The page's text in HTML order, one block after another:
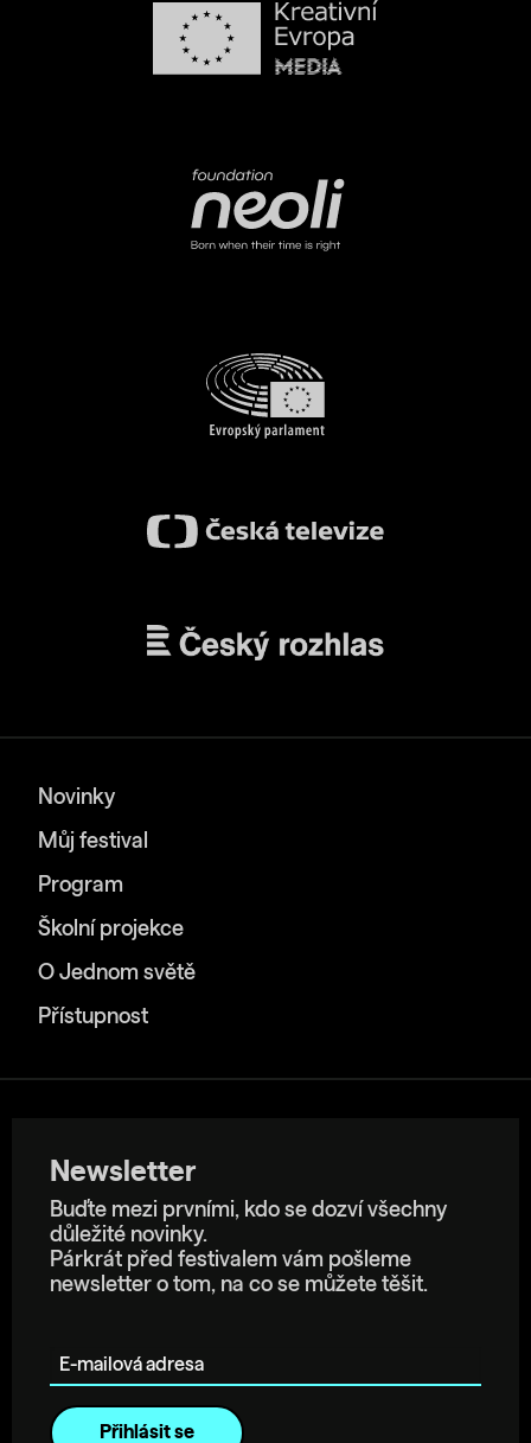
Novinky
Můj festival
Program
Školní projekce
O Jednom světě
Přístupnost
Newsletter
Buďte mezi prvními, kdo se dozví všechny
důležité novinky.
Párkrát před festivalem vám pošleme
newsletter o tom, na co se můžete těšit.